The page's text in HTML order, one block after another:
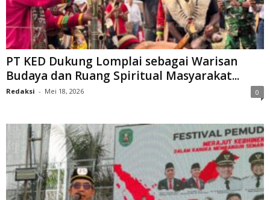
PT KED Dukung Lomplai sebagai Warisan
Budaya dan Ruang Spiritual Masyarakat...
Redaksi - Mei 18, 2026 0